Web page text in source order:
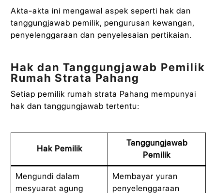
Akta-akta ini mengawal aspek seperti hak dan
tanggungjawab pemilik, pengurusan kewangan,
penyelenggaraan dan penyelesaian pertikaian.
Hak dan Tanggungjawab Pemilik
Rumah Strata Pahang
Setiap pemilik rumah strata Pahang mempunyai
hak dan tanggungjawab tertentu:
Hak Pemilik
Tanggungjawab
Pemilik
Mengundi dalam
mesyuarat agung
Membayar yuran
penyelenggaraan